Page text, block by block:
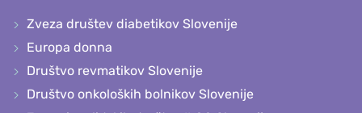
Zveza društev diabetikov Slovenije
Europa donna
Društvo revmatikov Slovenije
Društvo onkoloških bolnikov Slovenije